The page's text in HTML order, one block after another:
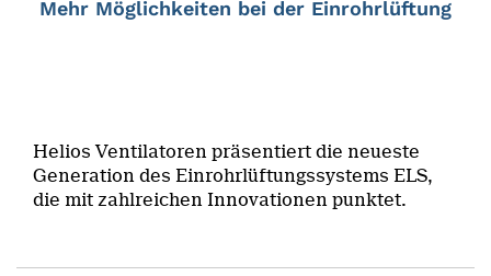
Mehr Möglichkeiten bei der Einrohrlüftung
Helios Ventilatoren präsentiert die neueste
Generation des Einrohrlüftungssystems ELS,
die mit zahlreichen Innovationen punktet.